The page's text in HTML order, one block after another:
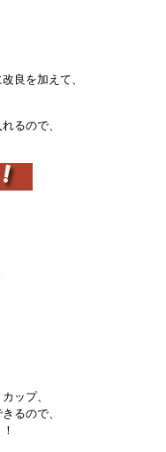
良を加えて、
るので、
ップ、
るので、